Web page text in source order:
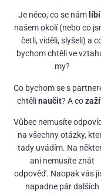
Je něco, co se námlíbí
našem okolí (nebo co
četli, viděli, slyšeli) a
bychom chtěli ve
my?
Co bychom se s
chtělinaučit? A co
Vůbec nemusíte
na všechny otázky,
tady uvádím. Na
ani nemusíte znát
odpověď. Naopak vás
napadne pár dalších